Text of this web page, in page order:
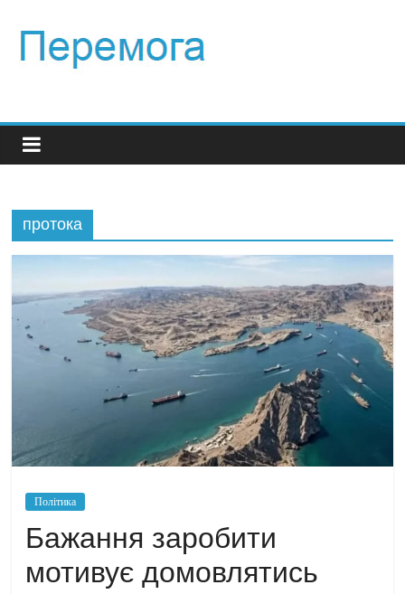
протока
Політика
Бажання заробити
мотивує домовлятись